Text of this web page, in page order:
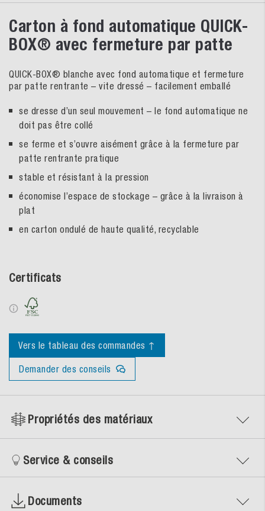
Carton à fond automatique QUICK-
BOX® avec fermeture par patte
QUICK-BOX® blanche avec fond automatique et fermeture
par patte rentrante – vite dressé – facilement emballé
se dresse d’un seul mouvement – le fond automatique ne
doit pas être collé
se ferme et s’ouvre aisément grâce à la fermeture par
patte rentrante pratique
stable et résistant à la pression
économise l’espace de stockage – grâce à la livraison à
plat
en carton ondulé de haute qualité, recyclable
Certificats
Vers le tableau des commandes ↑
Demander des conseils
Propriétés des matériaux
Service & conseils
Documents